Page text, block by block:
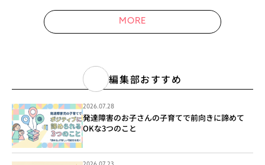
MORE
編集部おすすめ
2026.07.28
発達障害のお子さんの子育てで前向きに諦めて
OKな3つのこと